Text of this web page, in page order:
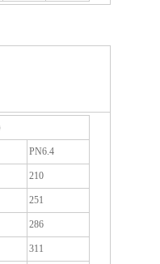
PN6.4
210
251
286
311